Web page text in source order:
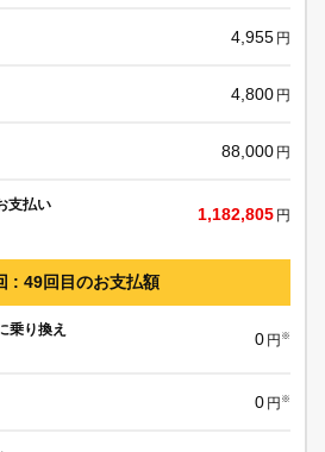
4,955 円
4,800 円
88,000 円
支払い
1,182,805 円
: 49回目のお支払額
乗り換え
0 円 ※
0 円 ※